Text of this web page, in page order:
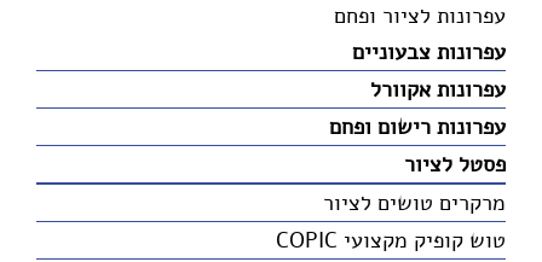
עפרונות לציור ופחם
עפרונות צבעוניים
עפרונות אקוורל
עפרונות רישום ופחם
פסטל לציור
מרקרים טושים לציור
טוש קופיק מקצועי COPIC